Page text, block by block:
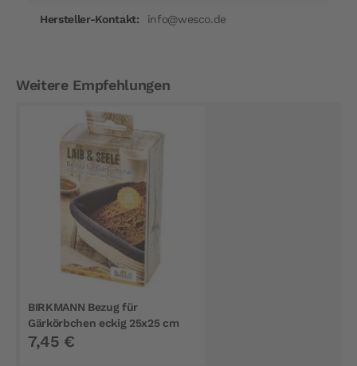
info@wesco.de
Weitere Empfehlungen
BIRKMANN Bezug für
Gärkörbchen eckig 25x25 cm
7,45 €